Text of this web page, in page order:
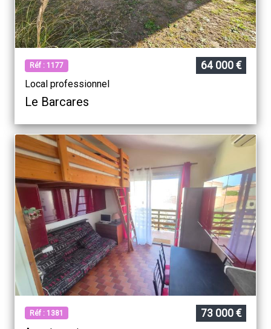
Réf : 1177 64 000 €
Local professionnel
Le Barcares
Réf : 1381 73 000 €